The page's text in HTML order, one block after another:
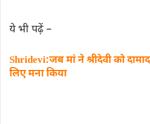
ये भी पढ़ें –
Shridevi:जब मां ने श्रीदेवी को
लिए मना किया